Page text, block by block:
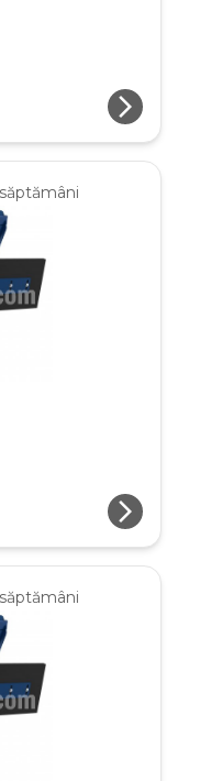
arrow_forward_ios
arrow_forward_ios